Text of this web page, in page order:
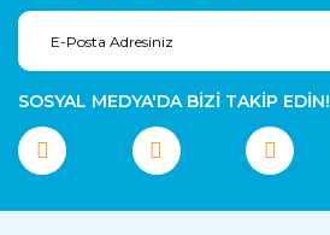
SOSYAL MEDYA'DA BİZİ TAKİP EDİN!